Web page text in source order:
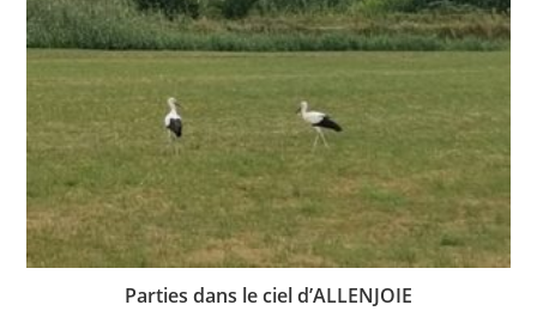
Parties dans le ciel d’ALLENJOIE